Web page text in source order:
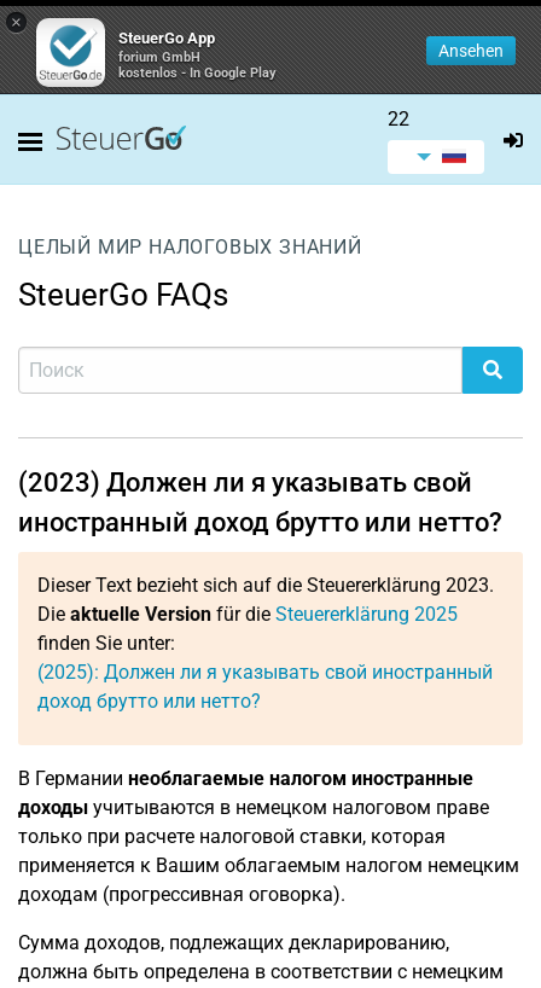
×
SteuerGo App
forium GmbH
kostenlos - In Google Play
Ansehen
22
ЦЕЛЫЙ МИР НАЛОГОВЫХ ЗНАНИЙ
SteuerGo FAQs
(2023) Должен ли я указывать свой
иностранный доход брутто или нетто?
Dieser Text bezieht sich auf die Steuererklärung 2023.
Die aktuelle Version für die Steuererklärung 2025
finden Sie unter:
(2025): Должен ли я указывать свой иностранный
доход брутто или нетто?
В Германии необлагаемые налогом иностранные
доходы учитываются в немецком налоговом праве
только при расчете налоговой ставки, которая
применяется к Вашим облагаемым налогом немецким
доходам (прогрессивная оговорка).
Сумма доходов, подлежащих декларированию,
должна быть определена в соответствии с немецким